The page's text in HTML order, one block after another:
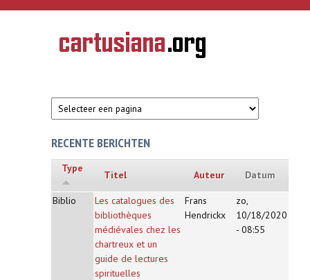
Overslaan en naar de inhoud gaan
CARTUSIANA
Geschiedenis
van de
RECENTE BERICHTEN
Type
Titel Auteur Datum
Biblio
Les catalogues des
bibliothèques
médiévales chez les
chartreux et un
guide de lectures
spirituelles
Frans
Hendrickx
zo,
10/18/2020
- 08:55